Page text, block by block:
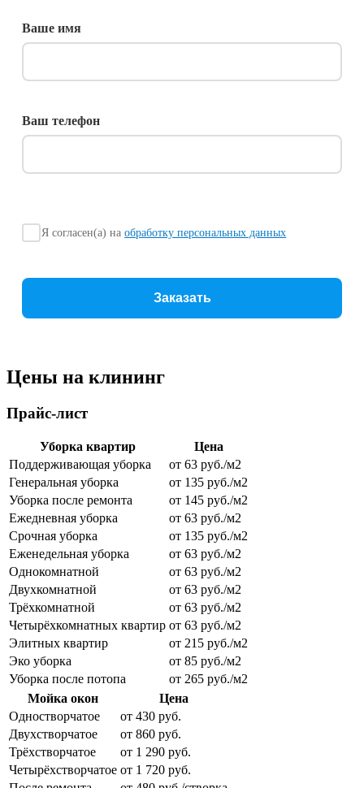
Ваше имя
Ваш телефон
Я согласен(а) наобработку персональных данных
Заказать
Цены на клининг
Прайс-лист
Уборка квартир
Цена
Поддерживающая уборка
от 63 руб./м2
Генеральная уборка
от 135 руб./м2
Уборка после ремонта
от 145 руб./м2
Ежедневная уборка
от 63 руб./м2
Срочная уборка
от 135 руб./м2
Еженедельная уборка
от 63 руб./м2
Однокомнатной
от 63 руб./м2
Двухкомнатной
от 63 руб./м2
Трёхкомнатной
от 63 руб./м2
Четырёхкомнатных квартир от 63 руб./м2
Элитных квартир
от 215 руб./м2
Эко уборка
от 85 руб./м2
Уборка после потопа
от 265 руб./м2
Мойка окон
Цена
Одностворчатое
от 430 руб.
Двухстворчатое
от 860 руб.
Трёхстворчатое
от 1 290 руб.
Четырёхстворчатое от 1 720 руб.